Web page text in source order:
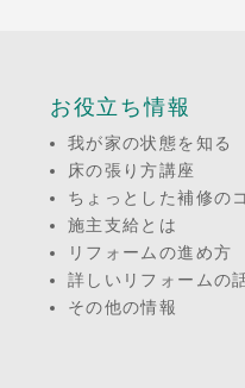
お役立ち情報
我が家の状態を知る
床の張り方講座
ちょっとした補修の
施主支給とは
リフォームの進め方
詳しいリフォームの
その他の情報